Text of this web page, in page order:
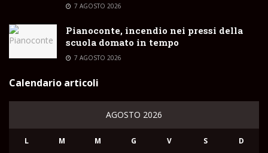
7 AGOSTO 2026
Pianoconte, incendio nei pressi della
scuola domato in tempo
7 AGOSTO 2026
Calendario articoli
AGOSTO 2026
L M M G V S D